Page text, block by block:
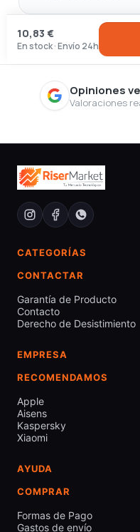
10,83 €
En stock · Envío 24h
Opiniones
Valoraciones
CATEGORÍAS
CONTACTAR
Garantía de Producto
Contacto
Derecho de Desistimiento
EMPRESA
RECOMENDAMOS
Apple
Aisens
Kaspersky
Xiaomi
AYUDA
COMPRAR
Formas de Pago
Gastos de envío